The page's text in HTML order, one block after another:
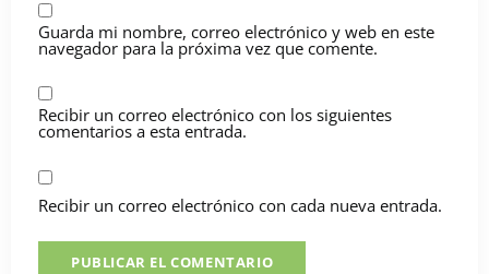
Guarda mi nombre, correo electrónico y web en este
navegador para la próxima vez que comente.
Recibir un correo electrónico con los siguientes
comentarios a esta entrada.
Recibir un correo electrónico con cada nueva entrada.